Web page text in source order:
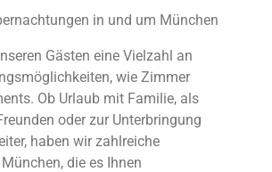
in und um München
Gästen eine Vielzahl an
wie Zimmer
Ob Urlaub mit Familie, als
oder zur Unterbringung
haben wir zahlreiche
die es Ihnen